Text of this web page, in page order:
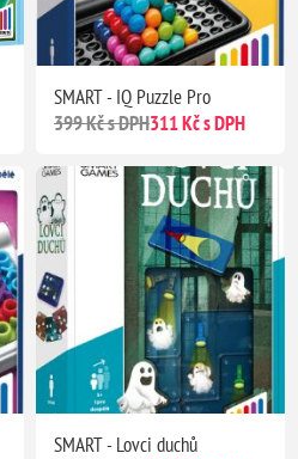
SMART - IQ Puzzle Pro
399 Kč s DPH311 Kč s DPH
SMART - Lovci duchů